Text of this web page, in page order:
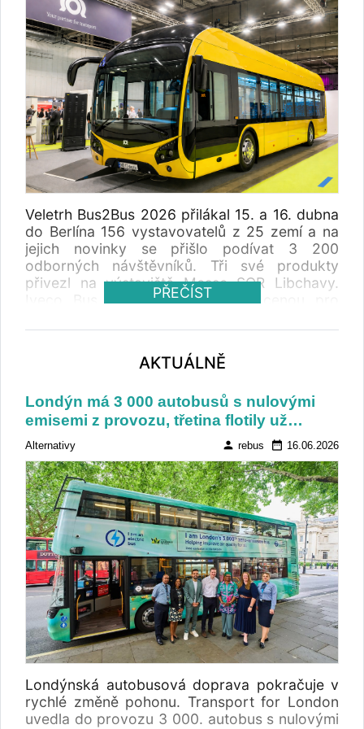
Veletrh Bus2Bus 2026 přilákal 15. a 16. dubna
do Berlína 156 vystavovatelů z 25 zemí a na
jejich novinky se přišlo podívat 3 200
odborných návštěvníků. Tři své produkty
přivezl na výstaviště Messe SOR Libchavy.
Iveco Bus odjelo z veletrhu s cenou pro
PŘEČÍST
AKTUÁLNĚ
Londýn má 3 000 autobusů s nulovými
emisemi z provozu, třetina flotily už…
Alternativy person rebus date_range 16.06.2026
Londýnská autobusová doprava pokračuje v
rychlé změně pohonu. Transport for London
uvedla do provozu 3 000. autobus s nulovými